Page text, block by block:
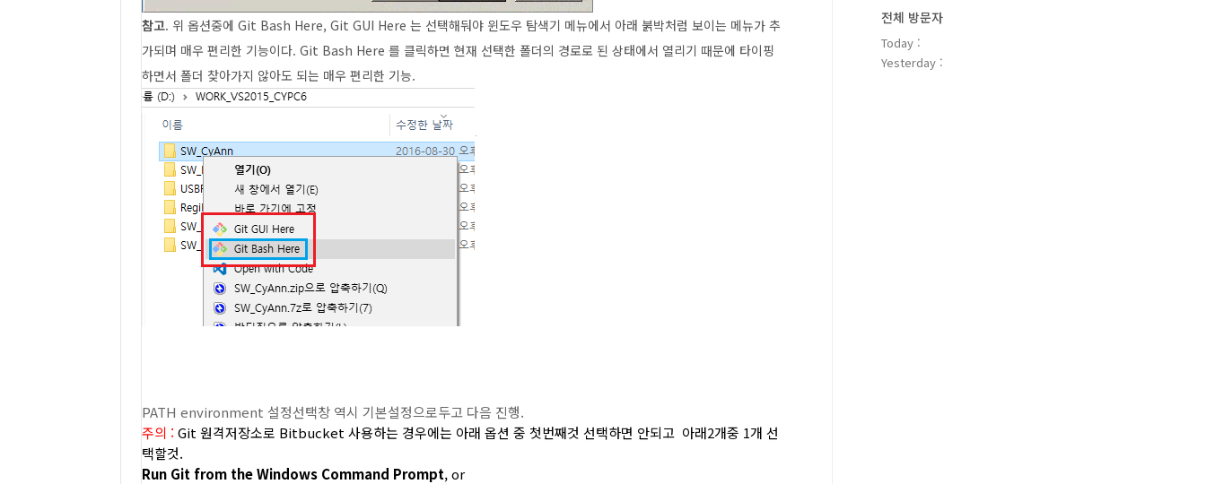
참고. 위 옵션중에 Git Bash Here, Git GUI Here 는 선택해둬야 윈도우 탐색기 메뉴에서 아래 붉박처럼 보이는 메뉴가 추
가되며 매우 편리한 기능이다. Git Bash Here 를 클릭하면 현재 선택한 폴더의 경로로 된 상태에서 열리기 때문에 타이핑
하면서 폴더 찾아가지 않아도 되는 매우 편리한 기능.
PATH environment 설정선택창 역시 기본설정으로두고 다음 진행.
주의 : Git 원격저장소로 Bitbucket 사용하는 경우에는 아래 옵션 중 첫번째것 선택하면 안되고 아래2개중 1개 선
택할것.
Run Git from the Windows Command Prompt, or
전체 방문자
Today :
Yesterday :